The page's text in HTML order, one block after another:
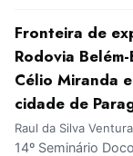
Fronteira de
Rodovia
Célio Miranda
cidade de
Raul da Silva
14º Seminário